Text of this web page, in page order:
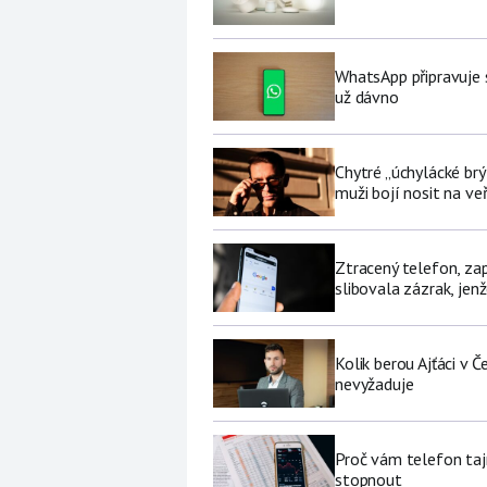
WhatsApp
už dávno
Chytré „úchylácké
muži bojí nosit na
Ztracený telefon,
slibovala zázrak,
Kolik berou Ajťáci v
nevyžaduje
Proč vám telefon
stopnout